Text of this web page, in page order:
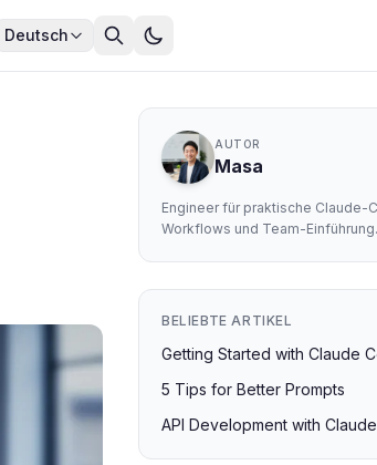
Deutsch
AUTOR
Masa
Engineer für praktische Claude-
Workflows und Team-Einführung.
BELIEBTE ARTIKEL
Getting Started with Claude
5 Tips for Better Prompts
API Development with